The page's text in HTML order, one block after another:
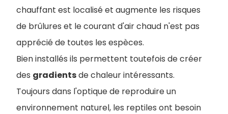
chauffant est localisé et augmente les risques
de brûlures et le courant d'air chaud n'est pas
apprécié de toutes les espèces.
Bien installés ils permettent toutefois de créer
des gradientsde chaleur intéressants.
Toujours dans l'optique de reproduire un
environnement naturel, les reptiles ont besoin